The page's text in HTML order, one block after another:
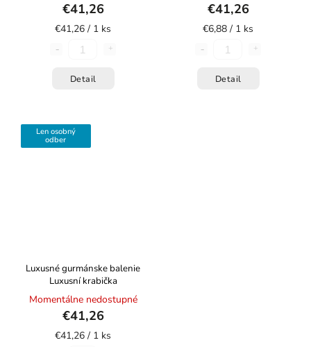
€41,26
€41,26 / 1 ks
Detail
€41,26
€6,88 / 1 ks
Detail
Len osobný
odber
Luxusné gurmánske balenie
Luxusní krabička
Momentálne nedostupné
€41,26
€41,26 / 1 ks